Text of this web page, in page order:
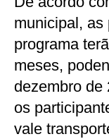
municipal, as
programa
meses,
dezembro de
os
vale